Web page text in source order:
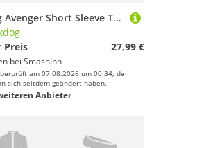
Oxdog Avenger Short Sleeve T-shirt Blau L Mann
Preis
27,99 €
bei SmashInn
am 07.08.2026 um 00:34; der
sich seitdem geändert haben.
Anbieter